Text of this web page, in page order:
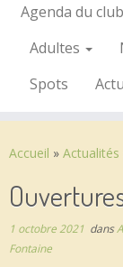
Agenda du club
Adultes
Spots
Accueil » Actualités
1 octobre 2021 dans
Fontaine